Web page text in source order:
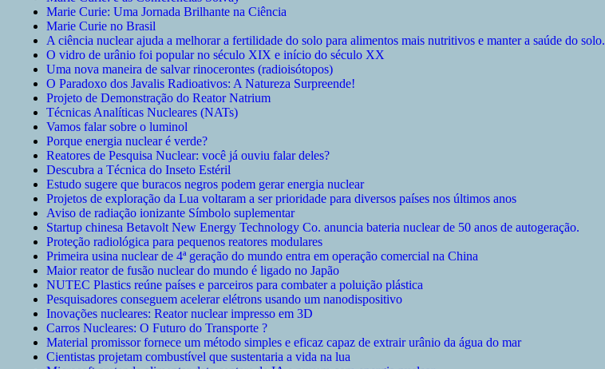
Marie Curie: Uma Jornada Brilhante na Ciência
Marie Curie no Brasil
A ciência nuclear ajuda a melhorar a fertilidade do solo para alimentos mais nutritivos e manter a saúde do solo.
O vidro de urânio foi popular no século XIX e início do século XX
Uma nova maneira de salvar rinocerontes (radioisótopos)
O Paradoxo dos Javalis Radioativos: A Natureza Surpreende!
Projeto de Demonstração do Reator Natrium
Técnicas Analíticas Nucleares (NATs)
Vamos falar sobre o luminol
Porque energia nuclear é verde?
Reatores de Pesquisa Nuclear: você já ouviu falar deles?
Descubra a Técnica do Inseto Estéril
Estudo sugere que buracos negros podem gerar energia nuclear
Projetos de exploração da Lua voltaram a ser prioridade para diversos países nos últimos anos
Aviso de radiação ionizante Símbolo suplementar
Startup chinesa Betavolt New Energy Technology Co. anuncia bateria nuclear de 50 anos de autogeração.
Proteção radiológica para pequenos reatores modulares
Primeira usina nuclear de 4ª geração do mundo entra em operação comercial na China
Maior reator de fusão nuclear do mundo é ligado no Japão
NUTEC Plastics reúne países e parceiros para combater a poluição plástica
Pesquisadores conseguem acelerar elétrons usando um nanodispositivo
Inovações nucleares: Reator nuclear impresso em 3D
Carros Nucleares: O Futuro do Transporte ?
Material promissor fornece um método simples e eficaz capaz de extrair urânio da água do mar
Cientistas projetam combustível que sustentaria a vida na lua